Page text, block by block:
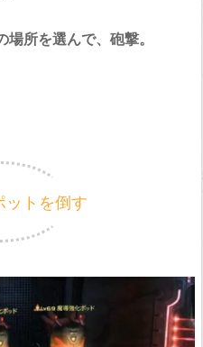
所を選んで、砲撃。
ットを倒す